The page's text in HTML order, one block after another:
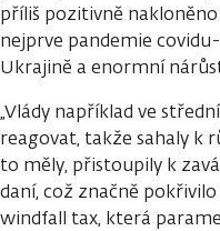
příliš pozitivně
nejprve pandemie
Ukrajině a enormní
„Vlády například ve
reagovat, takže sahaly k
to měly, přistoupily k
daní, což značně
windfall tax, která